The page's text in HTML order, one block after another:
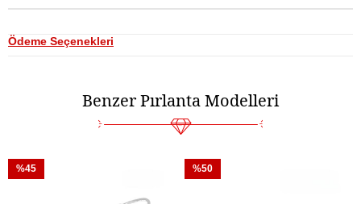
Ödeme Seçenekleri
Benzer Pırlanta Modelleri
%45 %50